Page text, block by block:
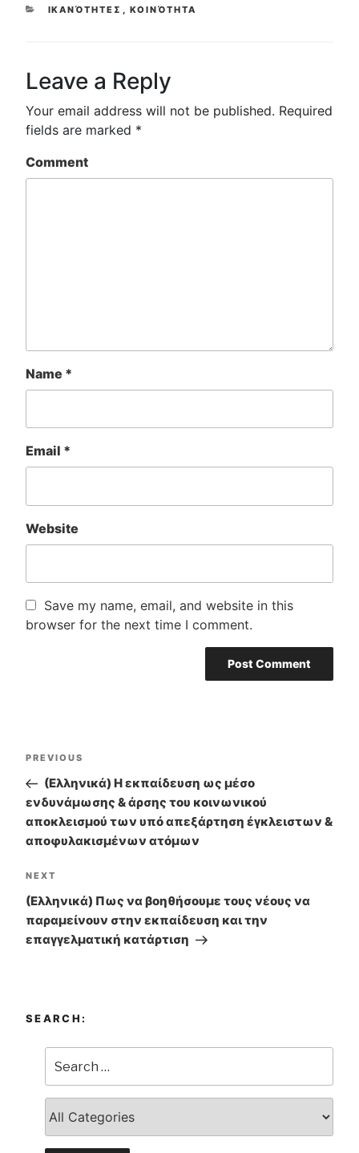
CATEGORIES
ΙΚΑΝΌΤΗΤΕΣ ΚΟΙΝΌΤΗΤΑ
Leave a Reply
Your email address will not be published. Required
fields are marked *
Comment
Name *
Email *
Website
Save my name, email, and website in this
browser for the next time I comment.
Post
navigation
Previous
Post
PREVIOUS
(Ελληνικά) Η εκπαίδευση ως μέσο
ενδυνάμωσης & άρσης του κοινωνικού
αποκλεισμού των υπό απεξάρτηση έγκλειστων &
αποφυλακισμένων ατόμων
Next
Post
NEXT
(Ελληνικά) Πως να βοηθήσουμε τους νέους να
παραμείνουν στην εκπαίδευση και την
επαγγελματική κατάρτιση
SEARCH: